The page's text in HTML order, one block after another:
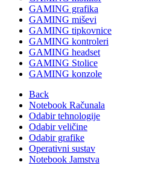
GAMING grafika
GAMING miševi
GAMING tipkovnice
GAMING kontroleri
GAMING headset
GAMING Stolice
GAMING konzole
Back
Notebook Računala
Odabir tehnologije
Odabir veličine
Odabir grafike
Operativni sustav
Notebook Jamstva